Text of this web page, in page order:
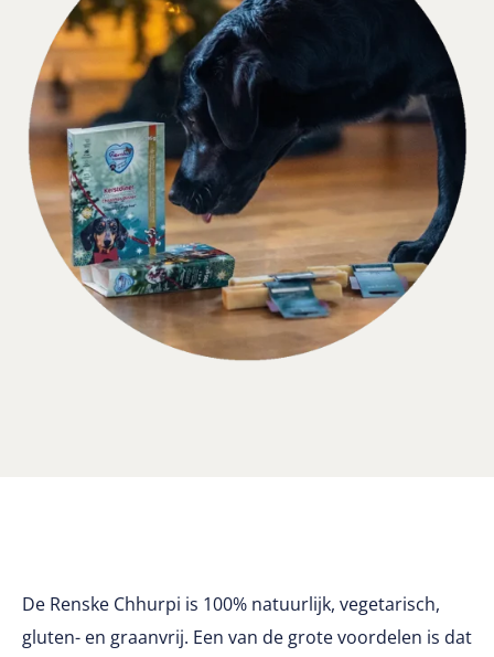
De Renske Chhurpi is 100% natuurlijk, vegetarisch,
gluten- en graanvrij. Een van de grote voordelen is dat